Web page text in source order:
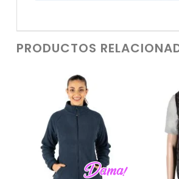
PRODUCTOS